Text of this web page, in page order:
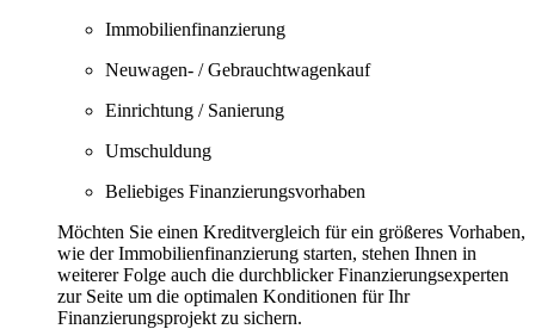
Immobilienfinanzierung
Neuwagen- / Gebrauchtwagenkauf
Einrichtung / Sanierung
Umschuldung
Beliebiges Finanzierungsvorhaben
Möchten Sie einen Kreditvergleich für ein größeres Vorhaben,
wie der Immobilienfinanzierung starten, stehen Ihnen in
weiterer Folge auch die durchblicker Finanzierungsexperten
zur Seite um die optimalen Konditionen für Ihr
Finanzierungsprojekt zu sichern.